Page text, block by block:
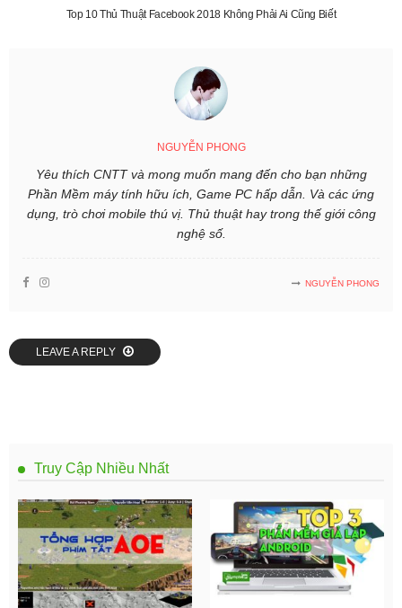
Top 10 Thủ Thuật Facebook 2018 Không Phải Ai Cũng Biết
NGUYỄN PHONG
Yêu thích CNTT và mong muốn mang đến cho bạn những
Phần Mềm máy tính hữu ích, Game PC hấp dẫn. Và các ứng
dụng, trò chơi mobile thú vị. Thủ thuật hay trong thế giới công
nghệ số.
NGUYỄN PHONG
LEAVE A REPLY
Truy Cập Nhiều Nhất